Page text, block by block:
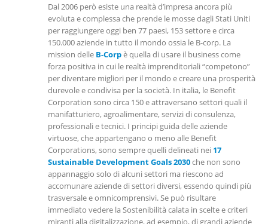
Dal 2006 però esiste una realtà d’impresa ancora più
evoluta e complessa che prende le mosse dagli Stati Uniti
per raggiungere oggi ben 77 paesi, 153 settore e circa
150.000 aziende in tutto il mondo ossia le B-corp. La
mission delle B-Corpè quella di usare il business come
forza positiva in cui le realtà imprenditoriali “competono”
per diventare migliori per il mondo e creare una prosperità
durevole e condivisa per la società. In italia, le Benefit
Corporation sono circa 150 e attraversano settori quali il
manifatturiero, agroalimentare, servizi di consulenza,
professionali e tecnici. I principi guida delle aziende
virtuose, che appartengano o meno alle Benefit
Corporations, sono sempre quelli delineati nei 17
Sustainable Development Goals 2030che non sono
appannaggio solo di alcuni settori ma riescono ad
accomunare aziende di settori diversi, essendo quindi più
trasversale e omnicomprensivi. Se può risultare
immediato vedere la Sostenibilità calata in scelte e criteri
miranti alla digitalizzazione, ad esempio, di grandi aziende